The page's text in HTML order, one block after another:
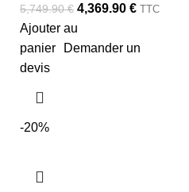
5,749.90€ 4,369.90 € TTC
Ajouter au
panier
Demander un
devis
-20%